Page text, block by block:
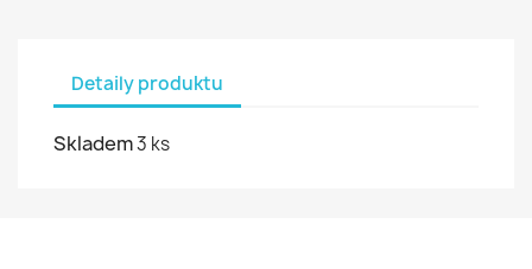
Detaily produktu
Skladem3 ks